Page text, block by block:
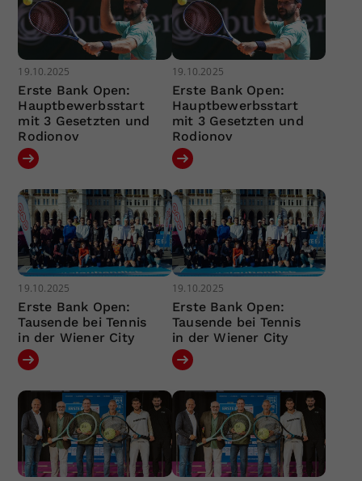
19.10.2025
Erste Bank Open:
Hauptbewerbsstart
mit 3 Gesetzten und
Rodionov
19.10.2025
Erste Bank Open:
Hauptbewerbsstart
mit 3 Gesetzten und
Rodionov
19.10.2025
Erste Bank Open:
Tausende bei Tennis
in der Wiener City
19.10.2025
Erste Bank Open:
Tausende bei Tennis
in der Wiener City